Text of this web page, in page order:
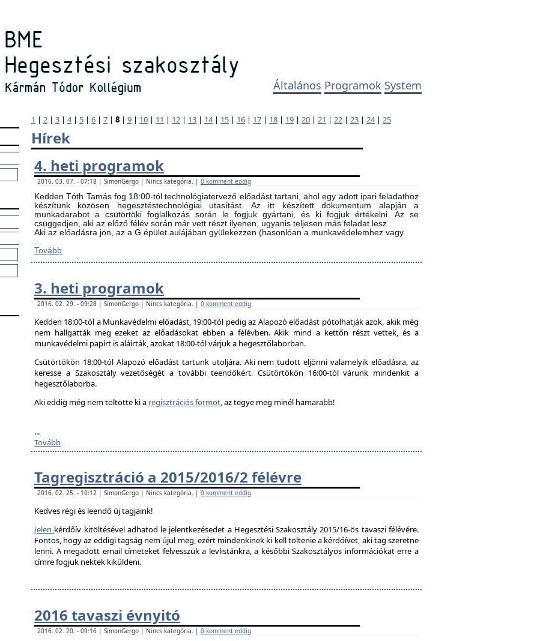
Általános Programok System
1 | 2 | 3 | 4| 5 | 6 | 7 | 8 | 9 | 10 | 11 | 12 | 13 | 14| 15 | 16 | 17 | 18 | 19 | 20 | 21 | 22 | 23 | 24| 25
Hírek
4. heti programok
2016. 03. 07. - 07:18 | SimonGergo | Nincs kategória. | 0 komment eddig
Kedden Tóth Tamás fog 18:00-tól technológiatervező előadást tartani, ahol egy adott ipari feladathoz
készítünk közösen hegesztéstechnológiai utasítást. Az itt készített dokumentum alapján a
munkadarabot a csütörtöki foglalkozás során le fogjuk gyártani, és ki fogjuk értékelni. Az se
csüggedjen, aki az előző félév során már vett részt ilyenen, ugyanis teljesen más feladat lesz.
Aki az előadásra jön, az a G épület aulájában gyülekezzen (hasonlóan a munkavédelemhez vagy
Tovább
3. heti programok
2016. 02. 29. - 09:28 | SimonGergo | Nincs kategória. | 0 komment eddig
Kedden 18:00-tól a Munkavédelmi előadást, 19:00-tól pedig az Alapozó előadást pótolhatják azok, akik még
nem hallgatták meg ezeket az előadásokat ebben a félévben. Akik mind a kettőn részt vettek, és a
munkavédelmi papírt is aláírták, azokat 18:00-tól várjuk a hegesztőlaborban.
Csütörtökön 18:00-tól Alapozó előadást tartunk utoljára. Aki nem tudott eljönni valamelyik előadásra, az
keresse a Szakosztály vezetőségét a további teendőkért. Csütörtökön 16:00-tól várunk mindenkit a
hegesztőlaborba.
Aki eddig még nem töltötte ki a regisztrációs formot, az tegye meg minél hamarabb!
...
Tovább
Tagregisztráció a 2015/2016/2 félévre
2016. 02. 25. - 10:12 | SimonGergo | Nincs kategória. | 0 komment eddig
Kedves régi és leendő új tagjaink!
Jelen kérdőív kitöltésével adhatod le jelentkezésedet a Hegesztési Szakosztály 2015/16-ös tavaszi félévére.
Fontos, hogy az eddigi tagság nem újul meg, ezért mindenkinek ki kell töltenie a kérdőívet, aki tag szeretne
lenni. A megadott email címeteket felvesszük a levlistánkra, a későbbi Szakosztályos információkat erre a
címre fogjuk nektek kiküldeni.
2016 tavaszi évnyitó
2016. 02. 20. - 09:16 | SimonGergo | Nincs kategória. | 0 komment eddig